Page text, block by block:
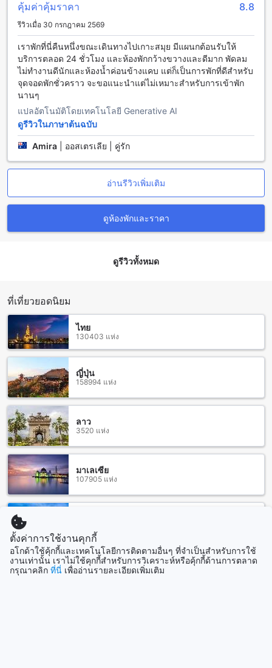
ยังสนามบินสุราษฎร์ธานีได้จากสถานีบินหลายแห่งทั่วโลก หลัง
จากเที่ยวบินถึงสนามบินสุราษฎร์ธานี คุณสามารถเลือกใช้บริการ
รถแท็กซี่หรือแท็กซี่มอเตอร์ไซค์เพื่อเดินทางมายังโรงแรม ระยะ
ทางจากสนามบินสุราษฎร์ธานีถึงโรงแรมสุริวงศ์ ชุมพรประมาณ
40 กิโลเมตร ใช้เวลาเดินทางประมาณ 1 ชั่วโมง
นอกจากนี้ คุณยังสามารถเช่ารถเพื่อเดินทางมายังโรงแรมได้อีก
ด้วย การเช่ารถเป็นวิธีที่สะดวกสบายและสามารถสำรองรถได้ล่วง
หน้า โดยสามารถเช่ารถได้ที่สนามบินสุราษฎร์ธานี ซึ่งจะใช้เวลา
เดินทางประมาณ 1 ชั่วโมงเช่นกัน
สถานที่ท่องเที่ยวใกล้เคียงโรงแรมสุริวงศ์ ชุมพร
โรงแรมสุริวงศ์ ชุมพร ตั้งอยู่ใกล้กับหลายสถานที่ท่องเที่ยวน่า
สนใจที่คุณไม่ควรพลาด หากคุณชอบเที่ยวเกาะ คุณสามารถเดิน
ทางไปเกาะมัตโพนและเกาะกาได้อย่างง่ายดาย ทั้งสองเกาะนี้มี
ทรัพยากรธรรมชาติที่งดงามและทะเลที่สวยงาม นอกจากนี้ยังมี
เที่ยวที่เหมาะแก่การพักผ่อนและสัมผัสกับธรรมชาติอันงดงามของ
ชุมพร อีกทั้งยังมีจุดชมวิวเขามัทรีที่นี่เพื่อให้คุณได้ชื่นชมทิวทัศน์ที่
โรงแรมสุริวงศ์ ชุมพร ตั้งอยู่ในทำเลที่สะดวกสบายและใกล้กับ
ใกล้ที่สุดจากโรงแรม อยู่ห่างเพียงไม่กี่นาทีเดินเท้าเท่านั้น นอกจาก
นี้ยังมีสถานีรถไฟชุมพร แสงแดด หนองเนียน และสถานีรถไฟสวี
ที่ตั้งอยู่ใกล้โรงแรมอีกด้วย นั่นหมายความว่าคุณสามารถเดินทาง
ไปยังสถานีรถไฟเหล่านี้ได้อย่างสะดวกสบาย และสามารถเข้าถึง
จุดหมายท่องเที่ยวหลายแห่งในชุมพรได้ง่าย โดยไม่ต้องเสียเวลา
ในการเดินทางมากนัก
ร้านอาหารรอบโรงแรมสุริวงศ์ ชุมพร
โรงแรมสุริวงศ์ ชุมพร มีร้านอาหารในบริเวณใกล้เคียงที่น่าสนใจ
มากมาย เช่น Farida Cha Roti ที่มีขนมจีนและขนมปังอร่อยมากๆ
หรือ Yai Puad ที่เสิร์ฟอาหารทะเลสดๆ จากทะเลชุมพร นอกจากนี้
ยังมี Lui Restaurant ที่มีอาหารไทยและอาหารตะวันตกอร่อยมาก
และ Puean-Jai Resort & Restaurant ที่มีบรรยากาศสวยงามริม
น้ำ นอกจากนี้ยังมี Green Kitchen restaurant ที่เสิร์ฟอาหารไทย
และอาหารตะวันตก ร้าน Baan Bua Riverview Resorts ที่มี
อาหารทะเลอร่อยมาก และร้าน Ban Phuk Pouk ที่มีเมนูอาหาร
ไทยและอาหารทะเลอร่อยมาก นอกจากนี้ยังมีร้านอาหารอื่นๆ เช่น
Coffee House Restaurant, ร้าน Das alte Kaffeehaus, และ
Riverside Garden Restaurant ที่มีอาหารและของหวานอร่อย
มาก ไม่ว่าคุณจะชอบอาหารไทย อาหารตะวันตก หรืออาหารทะเล
ที่นี่คุณสามารถพบเมนูอร่อยมากมายได้
คุ้มค่าคุ้มราคา 8.8
รีวิวเมื่อ 30 กรกฎาคม 2569
เราพักที่นี่คืนหนึ่งขณะเดินทางไปเกาะสมุย มีแผนกต้อนรับให้
บริการตลอด 24 ชั่วโมง และห้องพักกว้างขวางและดีมาก พัดลม
ไม่ทำงานดีนักและห้องน้ำค่อนข้างแคบ แต่ก็เป็นการพักที่ดีสำหรับ
จุดจอดพักชั่วคราว จะขอแนะนำแต่ไม่เหมาะสำหรับการเข้าพัก
นานๆ
แปลอัตโนมัติโดยเทคโนโลยี Generative AI
ดูรีวิวในภาษาต้นฉบับ
Amira ออสเตรเลีย | คู่รัก
อ่านรีวิวเพิ่มเติม
ดูห้องพักและราคา
ดูรีวิวทั้งหมด
ที่เที่ยวยอดนิยม
ไทย
130403 แห่ง
ญี่ปุ่น
158994 แห่ง
ลาว
3520 แห่ง
มาเลเซีย
107905 แห่ง
แสดงเพิ่ม
ตั้งค่าการใช้งานคุกกี้
อโกด้าใช้คุ้กกี้และเทคโนโลยีการติดตามอื่นๆ ที่จำเป็นสำหรับการใช้
งานเท่านั้น เราไม่ใช้คุกกี้สำหรับการวิเคราะห์หรือคุ้กกี้ด้านการตลาด
กรุณาคลิก ที่นี่ เพื่ออ่านรายละเอียดเพิ่มเติม